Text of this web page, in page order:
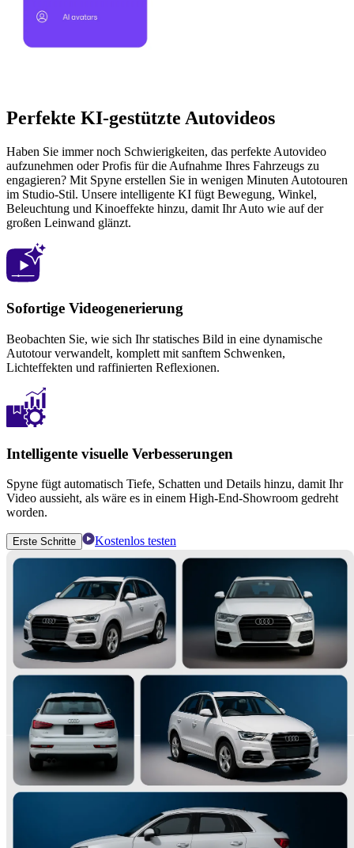
Perfekte KI-gestützte Autovideos
Haben Sie immer noch Schwierigkeiten, das perfekte Autovideo
aufzunehmen oder Profis für die Aufnahme Ihres Fahrzeugs zu
engagieren? Mit Spyne erstellen Sie in wenigen Minuten Autotouren
im Studio-Stil. Unsere intelligente KI fügt Bewegung, Winkel,
Beleuchtung und Kinoeffekte hinzu, damit Ihr Auto wie auf der
großen Leinwand glänzt.
Sofortige Videogenerierung
Beobachten Sie, wie sich Ihr statisches Bild in eine dynamische
Autotour verwandelt, komplett mit sanftem Schwenken,
Lichteffekten und raffinierten Reflexionen.
Intelligente visuelle Verbesserungen
Spyne fügt automatisch Tiefe, Schatten und Details hinzu, damit Ihr
Video aussieht, als wäre es in einem High-End-Showroom gedreht
worden.
Erste Schritte Kostenlos testen